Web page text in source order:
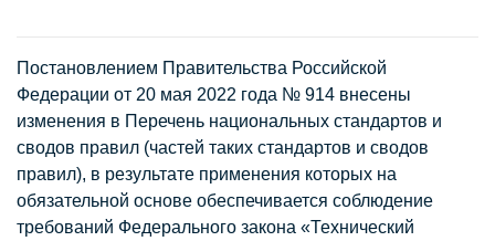
Постановлением Правительства Российской
Федерации от 20 мая 2022 года № 914 внесены
изменения в Перечень национальных стандартов и
сводов правил (частей таких стандартов и сводов
правил), в результате применения которых на
обязательной основе обеспечивается соблюдение
требований Федерального закона «Технический